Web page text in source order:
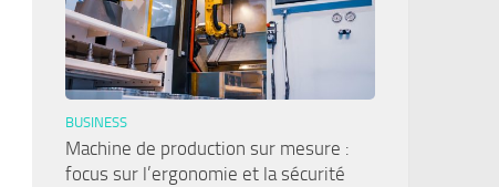
BUSINESS
Machine de production sur mesure :
focus sur l’ergonomie et la sécurité